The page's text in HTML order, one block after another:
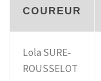
COUREUR
Lola SURE-
ROUSSELOT